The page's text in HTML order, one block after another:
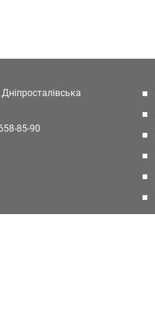
85-90